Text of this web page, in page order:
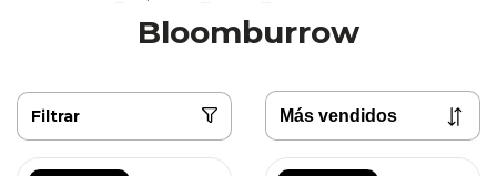
Bloomburrow
Filtrar